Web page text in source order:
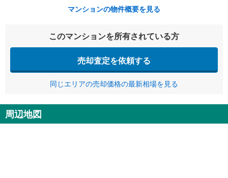
マンションの物件概要を見る
このマンションを所有されている方
売却査定を依頼する
同じエリアの売却価格の最新相場を見る
周辺地図